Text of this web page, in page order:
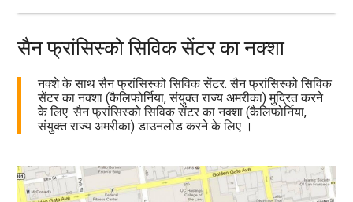
सैन फ्रांसिस्को सिविक सेंटर का नक्शा
नक्शे के साथ सैन फ्रांसिस्को सिविक सेंटर. सैन फ्रांसिस्को सिविक
सेंटर का नक्शा (कैलिफोर्निया, संयुक्त राज्य अमरीका) मुद्रित करने
के लिए. सैन फ्रांसिस्को सिविक सेंटर का नक्शा (कैलिफोर्निया,
संयुक्त राज्य अमरीका) डाउनलोड करने के लिए ।